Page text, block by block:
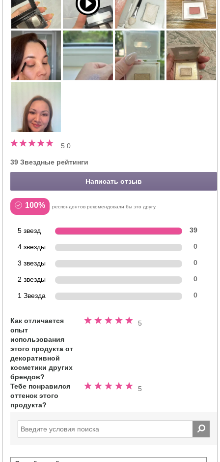
5.0
39 Звездные рейтинги
Написать отзыв
100% респондентов рекомендовали бы это другу.
5 звезд 39
4 звезды 0
3 звезды 0
2 звезды 0
1 Звезда 0
Как отличается
опыт
использования
этого продукта от
декоративной
косметики других
брендов?
5
Номинальный
Тебе понравился
оттенок этого
продукта?
5
Номинальный
5
звезд